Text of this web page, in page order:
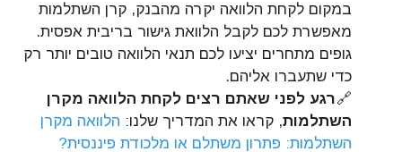
במקום לקחת הלוואה יקרה מהבנק, קרן השתלמות
מאפשרת לכם לקבל הלוואת גישור בריבית אפסית.
גופים מתחרים יציעו לכם תנאי הלוואה טובים יותר רק
כדי שתעברו אליהם.
🔗רגע לפני שאתם רצים לקחת הלוואה מקרן
השתלמות, קראו את המדריך שלנו: הלוואה מקרן
השתלמות: פתרון משתלם או מלכודת פיננסית?